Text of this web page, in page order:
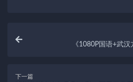
《1080P国语+武
下一篇